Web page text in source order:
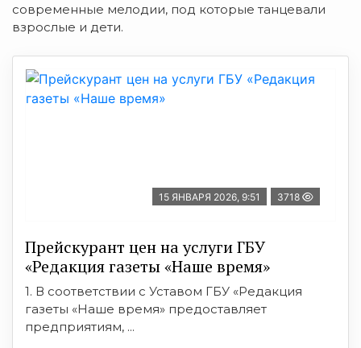
современные мелодии, под которые танцевали
взрослые и дети.
15 ЯНВАРЯ 2026, 9:51 3718
Прейскурант цен на услуги ГБУ
«Редакция газеты «Наше время»
1. В соответствии с Уставом ГБУ «Редакция
газеты «Наше время» предоставляет
предприятиям, ...